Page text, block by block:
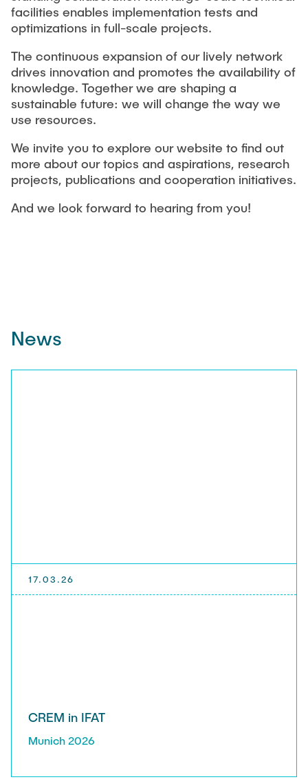
facilities enables implementation tests and
optimizations in full-scale projects.
The continuous expansion of our lively network
drives innovation and promotes the availability of
knowledge. Together we are shaping a
sustainable future: we will change the way we
use resources.
We invite you to explore our website to find out
more about our topics and aspirations, research
projects, publications and cooperation initiatives.
And we look forward to hearing from you!
News
17.03.26
CREM in IFAT
Munich 2026